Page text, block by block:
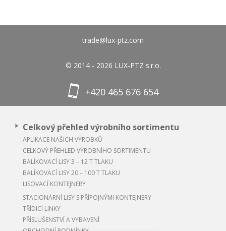
trade@lux-ptz.com
© 2014 - 2026 LUX-PTZ s.r.o.
+420 465 676 654
Celkový přehled výrobního sortimentu
APLIKACE NAŠICH VÝROBKŮ
CELKOVÝ PŘEHLED VÝROBNÍHO SORTIMENTU
BALÍKOVACÍ LISY 3 – 12 T TLAKU
BALÍKOVACÍ LISY 20 – 100 T TLAKU
LISOVACÍ KONTEJNERY
STACIONÁRNÍ LISY S PŘÍPOJNÝMI KONTEJNERY
TŘÍDICÍ LINKY
PŘÍSLUŠENSTVÍ A VYBAVENÍ